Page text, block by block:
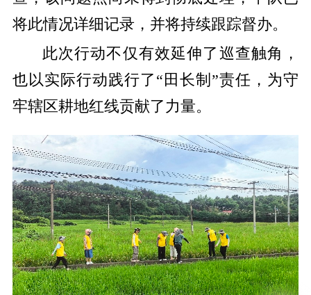
将此情况详细记录，并将持续跟踪督办。
此次行动不仅有效延伸了巡查触角，
也以实际行动践行了“田长制”责任，为守
牢辖区耕地红线贡献了力量。